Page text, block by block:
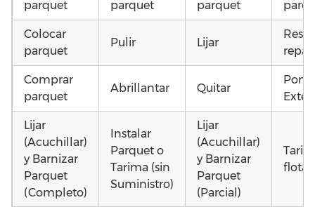
parquet
parquet
parquet
Colocar
parquet
Pulir Lijar
Comprar
parquet
Abrillantar Quitar
Lijar
(Acuchillar)
y Barnizar
Parquet
(Completo)
Instalar
Parquet o
Tarima (sin
Suministro)
Lijar
(Acuchillar)
y Barnizar
Parquet
(Parcial)